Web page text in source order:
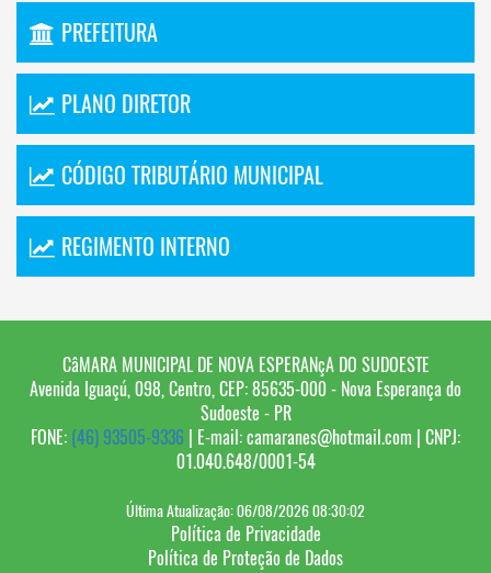
PREFEITURA
PLANO DIRETOR
CÓDIGO TRIBUTÁRIO MUNICIPAL
REGIMENTO INTERNO
CâMARA MUNICIPAL DE NOVA ESPERANçA DO SUDOESTE
Avenida Iguaçú, 098, Centro, CEP: 85635-000 - Nova Esperança do
Sudoeste - PR
FONE: (46) 93505-9336 | E-mail: camaranes@hotmail.com | CNPJ:
01.040.648/0001-54
Última Atualização: 06/08/2026 08:30:02
Política de Privacidade
Política de Proteção de Dados